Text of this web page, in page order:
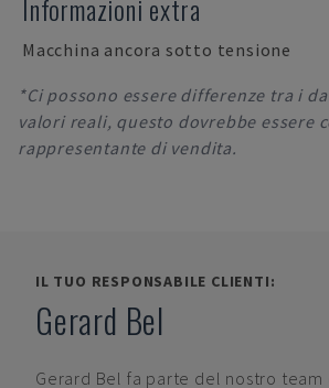
Informazioni extra
Macchina ancora sotto tensione
*Ci possono essere differenze tra i
valori reali, questo dovrebbe essere
rappresentante di vendita.
IL TUO RESPONSABILE CLIENTI:
Gerard Bel
Gerard Bel fa parte del nostro